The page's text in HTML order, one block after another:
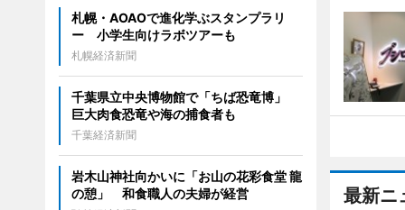
最新ニ
札幌・AOAOで進化学ぶスタンプラリ
ー 小学生向けラボツアーも
札幌経済新聞
千葉県立中央博物館で「ちば恐竜博」
巨大肉食恐竜や海の捕食者も
千葉経済新聞
岩木山神社向かいに「お山の花彩食堂 龍
の憩」 和食職人の夫婦が経営